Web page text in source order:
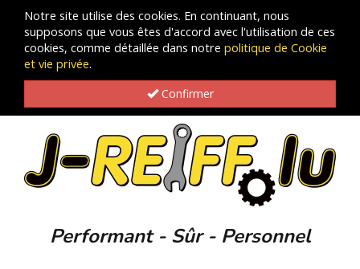
Notre site utilise des cookies. En continuant, nous
supposons que vous êtes d'accord avec l'utilisation de ces
cookies, comme détaillée dans notre politique de Cookie
et vie privée.
Confirmer
Performant - Sûr - Personnel